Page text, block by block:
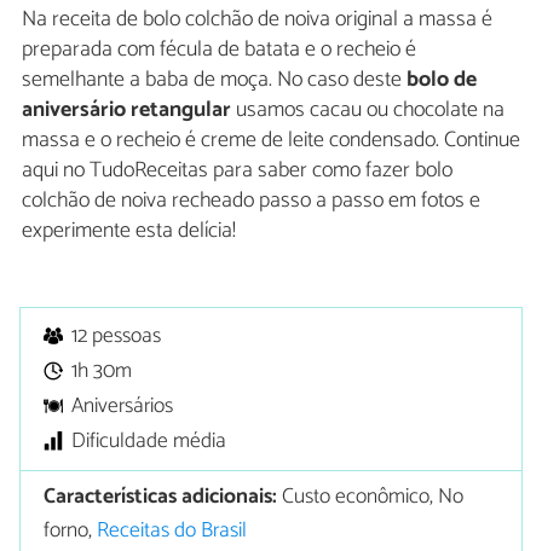
Na receita de bolo colchão de noiva original a massa é
preparada com fécula de batata e o recheio é
semelhante a baba de moça. No caso destebolo de
aniversário retangularusamos cacau ou chocolate na
massa e o recheio é creme de leite condensado. Continue
aqui no TudoReceitas para saber como fazer bolo
colchão de noiva recheado passo a passo em fotos e
experimente esta delícia!
12 pessoas
1h 30m
Aniversários
Dificuldade média
Características adicionais:Custo econômico, No
forno,Receitas do Brasil